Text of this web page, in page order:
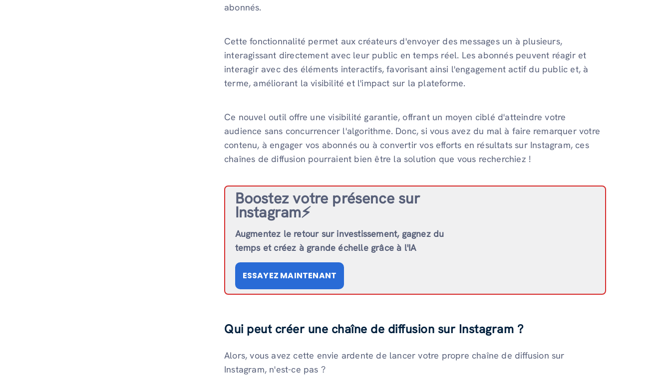
abonnés.
Cette fonctionnalité permet aux créateurs d'envoyer des messages un à plusieurs,
interagissant directement avec leur public en temps réel. Les abonnés peuvent réagir et
interagir avec des éléments interactifs, favorisant ainsi l'engagement actif du public et, à
terme, améliorant la visibilité et l'impact sur la plateforme.
Ce nouvel outil offre une visibilité garantie, offrant un moyen ciblé d'atteindre votre
audience sans concurrencer l'algorithme. Donc, si vous avez du mal à faire remarquer votre
contenu, à engager vos abonnés ou à convertir vos efforts en résultats sur Instagram, ces
chaînes de diffusion pourraient bien être la solution que vous recherchiez !
Boostez votre présence sur
Instagram⚡️
Augmentez le retour sur investissement, gagnez du
temps et créez à grande échelle grâce à l'IA
ESSAYEZ MAINTENANT
Qui peut créer une chaîne de diffusion sur Instagram ?
Alors, vous avez cette envie ardente de lancer votre propre chaîne de diffusion sur
Instagram, n'est-ce pas ?